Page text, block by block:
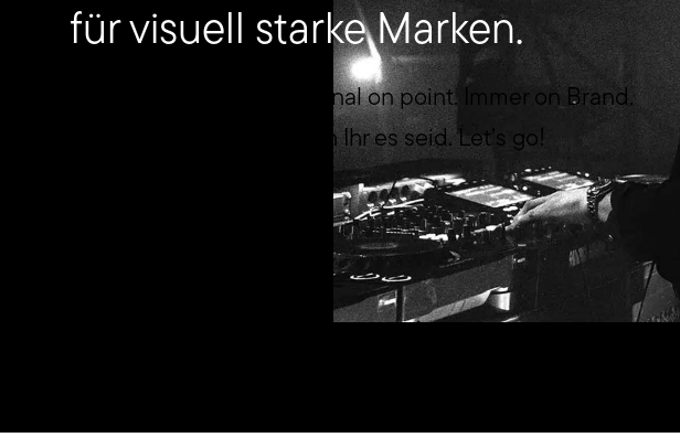
für visuell starke Marken.
Schnelle delivery. Emotional on point. Immer on Brand.
Weltweit unterwegs, wenn Ihr es seid. Let’s go!